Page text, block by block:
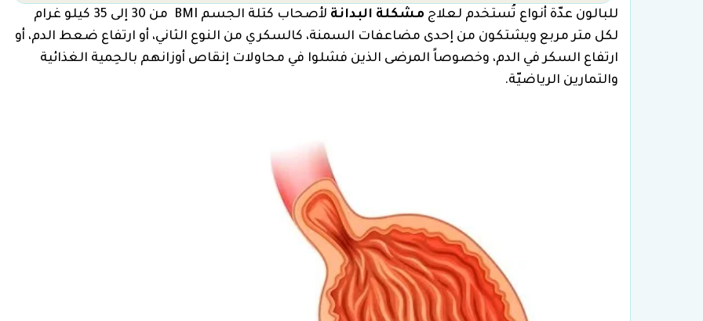
للبالون عدّة أنواع تُستخدم لعلاج مشكلة البدانة
لأصحاب كتلة الجسم BMI من 30 إلى 35 كيلو غرام
لكل متر مربع ويشتكون من إحدى مضاعفات السمنة، كالسكري من النوع الثاني، أو ارتفاع ضعط الدم، أو
ارتفاع السكر في الدم، وخصوصاً المرضى الذين فشلوا في محاولات إنقاص أوزانهم بالحِمية الغذائية
والتمارين الرياضيّة.